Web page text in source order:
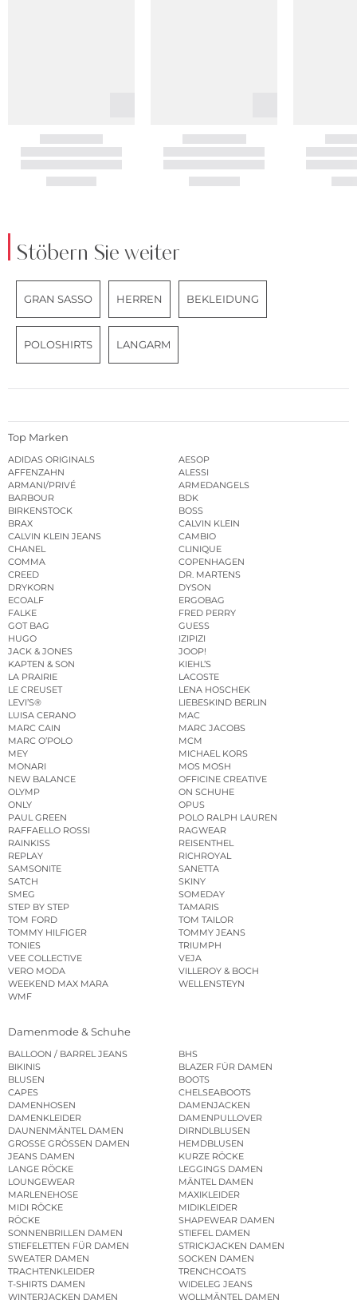
Stöbern Sie weiter
GRAN SASSO HERREN BEKLEIDUNG
POLOSHIRTS LANGARM
Top Marken
ADIDAS ORIGINALS
AESOP
AFFENZAHN
ALESSI
ARMANI/PRIVÉ
ARMEDANGELS
BARBOUR
BDK
BIRKENSTOCK
BOSS
BRAX
CALVIN KLEIN
CALVIN KLEIN JEANS
CAMBIO
CHANEL
CLINIQUE
COMMA
COPENHAGEN
CREED
DR. MARTENS
DRYKORN
DYSON
ECOALF
ERGOBAG
FALKE
FRED PERRY
GOT BAG
GUESS
HUGO
IZIPIZI
JACK & JONES
JOOP!
KAPTEN & SON
KIEHL’S
LA PRAIRIE
LACOSTE
LE CREUSET
LENA HOSCHEK
LEVI’S®
LIEBESKIND BERLIN
LUISA CERANO
MAC
MARC CAIN
MARC JACOBS
MARC O’POLO
MCM
MEY
MICHAEL KORS
MONARI
MOS MOSH
NEW BALANCE
OFFICINE CREATIVE
OLYMP
ON SCHUHE
ONLY
OPUS
PAUL GREEN
POLO RALPH LAUREN
RAFFAELLO ROSSI
RAGWEAR
RAINKISS
REISENTHEL
REPLAY
RICHROYAL
SAMSONITE
SANETTA
SATCH
SKINY
SMEG
SOMEDAY
STEP BY STEP
TAMARIS
TOM FORD
TOM TAILOR
TOMMY HILFIGER
TOMMY JEANS
TONIES
TRIUMPH
VEE COLLECTIVE
VEJA
VERO MODA
VILLEROY & BOCH
WEEKEND MAX MARA
WELLENSTEYN
WMF
Damenmode & Schuhe
BALLOON / BARREL JEANS
BHS
BIKINIS
BLAZER FÜR DAMEN
BLUSEN
BOOTS
CAPES
CHELSEABOOTS
DAMENHOSEN
DAMENJACKEN
DAMENKLEIDER
DAMENPULLOVER
DAUNENMÄNTEL DAMEN
DIRNDLBLUSEN
GROSSE GRÖSSEN DAMEN
HEMDBLUSEN
JEANS DAMEN
KURZE RÖCKE
LANGE RÖCKE
LEGGINGS DAMEN
LOUNGEWEAR
MÄNTEL DAMEN
MARLENEHOSE
MAXIKLEIDER
MIDI RÖCKE
MIDIKLEIDER
RÖCKE
SHAPEWEAR DAMEN
SONNENBRILLEN DAMEN
STIEFEL DAMEN
STIEFELETTEN FÜR DAMEN
STRICKJACKEN DAMEN
SWEATER DAMEN
SOCKEN DAMEN
TRACHTENKLEIDER
TRENCHCOATS
T-SHIRTS DAMEN
WIDELEG JEANS
WINTERJACKEN DAMEN
WOLLMÄNTEL DAMEN